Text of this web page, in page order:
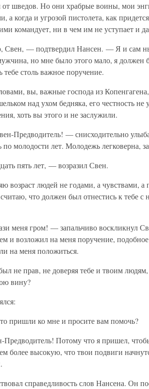
от шведов. Но они храбрые воины, мои
а когда и угрозой пистолета, как
командует, ни в чем им не уступает и
— подтвердил Нансен. — Я и сам
но мне было этого мало, я должен
тебе столь важное поручение.
вы, важные господа из Копенгагена,
над ухом бедняка, его честность не
хоть вы этого и не заслужили.
Предводитель! — снисходительно
молодости лет. Молодежь легковерна,
пять лет, — возразил Свен.
возраст людей не годами, а чувствами, а
что должен был отнестись к тебе с
меня гром! — запальчиво воскликнул
и возложил на меня поручение,
на меня положиться.
не прав, не доверяя тебе и твоим людям,
вину?
пришли ко мне и просите вам помочь?
Потому что я пришел, чтобы
более высокую, что твои подвиги
справедливость слов Нансена. Он